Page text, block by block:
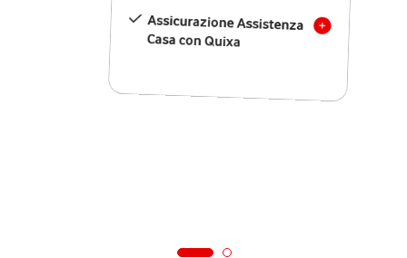
Assicurazione Assistenza
Casa con Quixa